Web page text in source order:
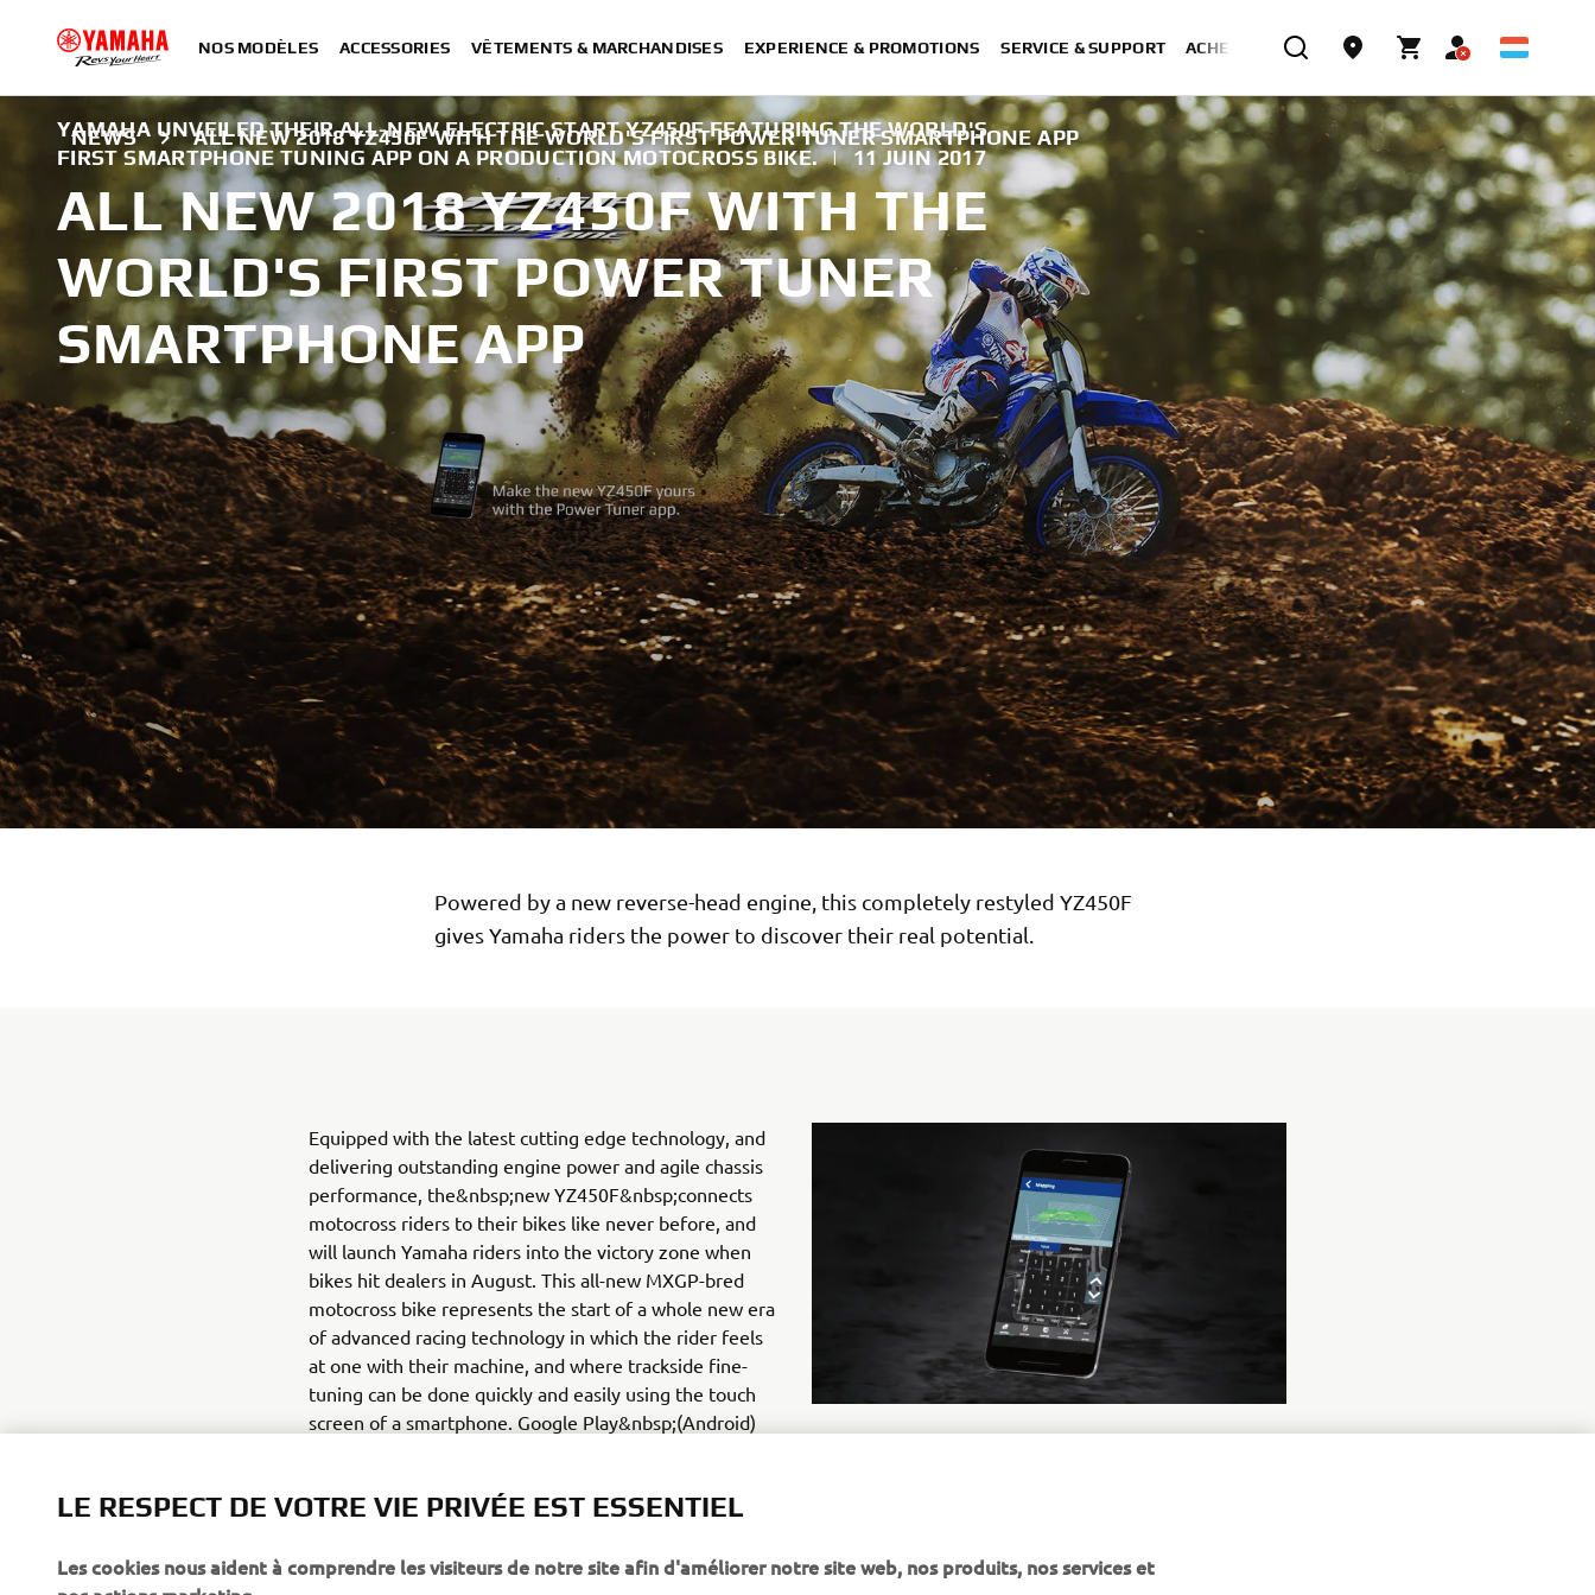
NOS MODÈLES ACCESSORIES VÊTEMENTS & MARCHANDISES EXPERIENCE & PROMOTIONS SERVICE & SUPPORT ACHETER MAINTENANT
NEWS ALL NEW 2018 YZ450F WITH THE WORLD'S FIRST POWER TUNER SMARTPHONE APP
YAMAHA UNVEILED THEIR ALL-NEW ELECTRIC START YZ450F FEATURING THE WORLD'S
FIRST SMARTPHONE TUNING APP ON A PRODUCTION MOTOCROSS BIKE. | 11 JUIN 2017
ALL NEW 2018 YZ450F WITH THE
WORLD'S FIRST POWER TUNER
SMARTPHONE APP
Powered by a new reverse-head engine, this completely restyled YZ450F
gives Yamaha riders the power to discover their real potential.
Equipped with the latest cutting edge technology, and
delivering outstanding engine power and agile chassis
performance, the&nbsp;new YZ450F&nbsp;connects
motocross riders to their bikes like never before, and
will launch Yamaha riders into the victory zone when
bikes hit dealers in August. This all-new MXGP-bred
motocross bike represents the start of a whole new era
of advanced racing technology in which the rider feels
at one with their machine, and where trackside fine-
tuning can be done quickly and easily using the touch
screen of a smartphone. Google Play&nbsp;(Android)
LE RESPECT DE VOTRE VIE PRIVÉE EST ESSENTIEL
Les cookies nous aident à comprendre les visiteurs de notre site afin d'améliorer notre site web, nos produits, nos services et